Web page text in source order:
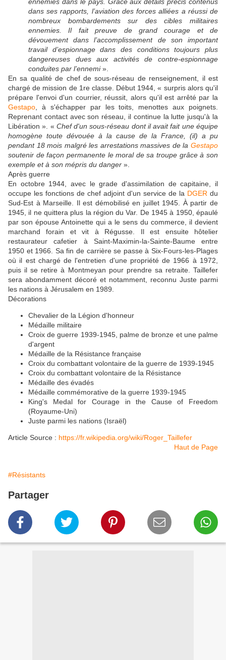
ennemies dans le pays. Grâce aux détails précis contenus
dans ses rapports, l’aviation des forces alliées a réussi de
nombreux bombardements sur des cibles militaires
ennemies. Il fait preuve de grand courage et de
dévouement dans l’accomplissement de son important
travail d’espionnage dans des conditions toujours plus
dangereuses dues aux activités de contre-espionnage
conduites par l’ennemi».
En sa qualité de chef de sous-réseau de renseignement, il est
chargé de mission de 1re classe. Début 1944, « surpris alors qu'il
prépare l'envoi d'un courrier, réussit, alors qu'il est arrêté par la
Gestapo, à s'échapper par les toits, menottes aux poignets.
Reprenant contact avec son réseau, il continue la lutte jusqu'à la
Libération ». « Chef d'un sous-réseau dont il avait fait une équipe
homogène toute dévouée à la cause de la France, (il) a pu
pendant 18 mois malgré les arrestations massives de la Gestapo
soutenir de façon permanente le moral de sa troupe grâce à son
exemple et à son mépris du danger ».
Après guerre
En octobre 1944, avec le grade d'assimilation de capitaine, il
occupe les fonctions de chef adjoint d'un service de la DGER du
Sud-Est à Marseille. Il est démobilisé en juillet 1945. À partir de
1945, il ne quittera plus la région du Var. De 1945 à 1950, épaulé
par son épouse Antoinette qui a le sens du commerce, il devient
marchand forain et vit à Régusse. Il est ensuite hôtelier
restaurateur cafetier à Saint-Maximin-la-Sainte-Baume entre
1950 et 1966. Sa fin de carrière se passe à Six-Fours-les-Plages
où il est chargé de l'entretien d'une propriété de 1966 à 1972,
puis il se retire à Montmeyan pour prendre sa retraite. Taillefer
sera abondamment décoré et notamment, reconnu Juste parmi
les nations à Jérusalem en 1989.
Décorations
Chevalier de la Légion d'honneur
Médaille militaire
Croix de guerre 1939-1945, palme de bronze et une palme
d'argent
Médaille de la Résistance française
Croix du combattant volontaire de la guerre de 1939-1945
Croix du combattant volontaire de la Résistance
Médaille des évadés
Médaille commémorative de la guerre 1939-1945
King's Medal for Courage in the Cause of Freedom
(Royaume-Uni)
Juste parmi les nations (Israël)
Article Source : https://fr.wikipedia.org/wiki/Roger_Taillefer
Haut de Page
#Résistants
Partager